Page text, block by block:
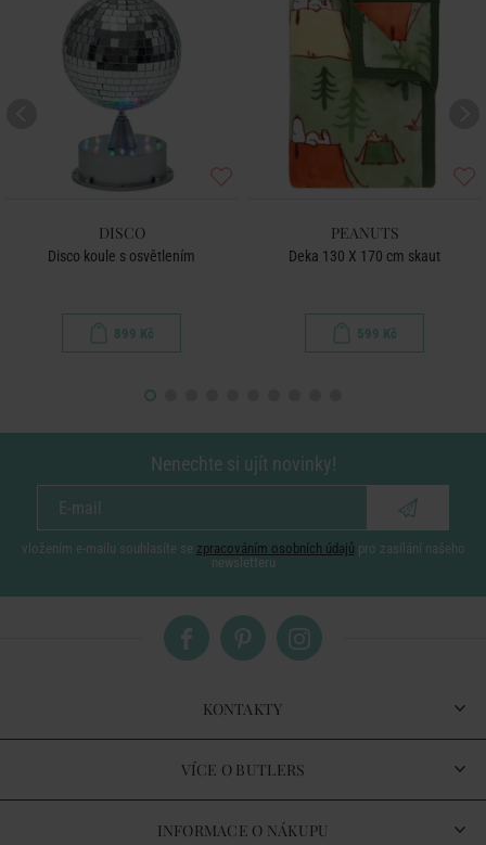
DISCO
Disco koule s osvětlením
899 Kč
PEANUTS
Deka 130 X 170 cm skaut
599 Kč
Nenechte si ujít novinky!
vložením e-mailu souhlasíte se zpracováním osobních údajů pro zasílání našeho
newsletteru
KONTAKTY
VÍCE O BUTLERS
INFORMACE O NÁKUPU